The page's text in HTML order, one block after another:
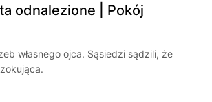
odnalezione | Pokój
własnego ojca. Sąsiedzi sądzili, że